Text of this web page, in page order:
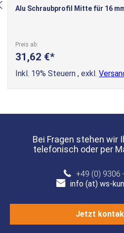
Alu Schraubprofil Mitte für 16
Preis ab
31,62 €
Inkl. 19% Steuern , exkl.
Bei Fragen stehen wir
telefonisch oder per
+49 (0) 9306
info (at) ws-
Jetzt